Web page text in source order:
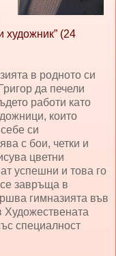
художник” (24
в родното си
да печели
работи като
които
си
с бои, четки и
цветни
успешни и това го
завръща в
гимназията във
Художествената
специалност